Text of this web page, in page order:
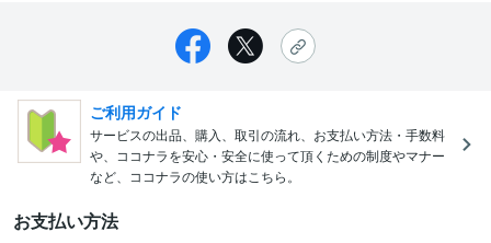
ご利用ガイド
サービスの出品、購入、取引の流れ、お支払い方法・手数料
や、ココナラを安心・安全に使って頂くための制度やマナー
など、ココナラの使い方はこちら。
お支払い方法